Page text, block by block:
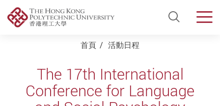
Open
首頁 活動日程
The 17th International
Conference for Language